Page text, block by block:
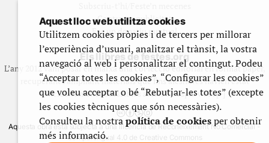
Contracta publicitat
Fes un donatiu puntual
Els llibres de festes.org
L’any 2012 vam posar en marxa una col·lecció editorial en format paper,
recuperant i ampliant materials que fins aleshores havien estat
exclusivament accessibles al nostre espai web. [+]
Aquesta obra està subjecta a una llicència de Reconeixement No Comercial -
CompartirIgual 4.0 de Creative Commons
Aquest lloc web utilitza cookies
Utilitzem cookies pròpies i de tercers per millorar
l’experiència d’usuari, analitzar el trànsit, la vostra
navegació al web i personalitzar el contingut. Podeu
“Acceptar totes les cookies”, “Configurar les cookies”
que voleu acceptar o bé “Rebutjar-les totes” (excepte
les cookies tècniques que són necessàries).
Consulteu la nostrapolítica de cookiesper obtenir
més informació.